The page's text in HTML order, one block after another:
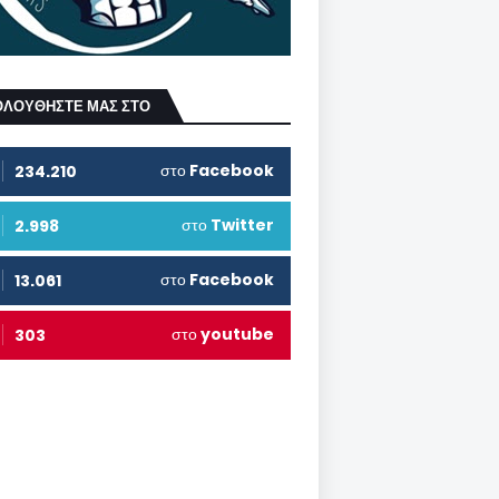
ΜΑΣ ΣΤΟ
234.210 στο Facebook
2.998 στο Twitter
13.061 στο Facebook
303 στοyoutube